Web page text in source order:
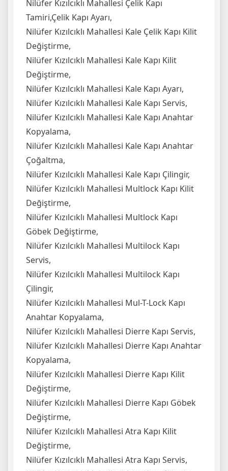
Nilüfer Kızılcıklı Mahallesi Çelik Kapı
Tamiri,Çelik Kapı Ayarı,
Nilüfer Kızılcıklı Mahallesi Kale Çelik Kapı Kilit
Değiştirme,
Nilüfer Kızılcıklı Mahallesi Kale Kapı Kilit
Değiştirme,
Nilüfer Kızılcıklı Mahallesi Kale Kapı Ayarı,
Nilüfer Kızılcıklı Mahallesi Kale Kapı Servis,
Nilüfer Kızılcıklı Mahallesi Kale Kapı Anahtar
Kopyalama,
Nilüfer Kızılcıklı Mahallesi Kale Kapı Anahtar
Çoğaltma,
Nilüfer Kızılcıklı Mahallesi Kale Kapı Çilingir,
Nilüfer Kızılcıklı Mahallesi Multlock Kapı Kilit
Değiştirme,
Nilüfer Kızılcıklı Mahallesi Multlock Kapı
Göbek Değiştirme,
Nilüfer Kızılcıklı Mahallesi Multilock Kapı
Servis,
Nilüfer Kızılcıklı Mahallesi Multilock Kapı
Çilingir,
Nilüfer Kızılcıklı Mahallesi Mul-T-Lock Kapı
Anahtar Kopyalama,
Nilüfer Kızılcıklı Mahallesi Dierre Kapı Servis,
Nilüfer Kızılcıklı Mahallesi Dierre Kapı Anahtar
Kopyalama,
Nilüfer Kızılcıklı Mahallesi Dierre Kapı Kilit
Değiştirme,
Nilüfer Kızılcıklı Mahallesi Dierre Kapı Göbek
Değiştirme,
Nilüfer Kızılcıklı Mahallesi Atra Kapı Kilit
Değiştirme,
Nilüfer Kızılcıklı Mahallesi Atra Kapı Servis,